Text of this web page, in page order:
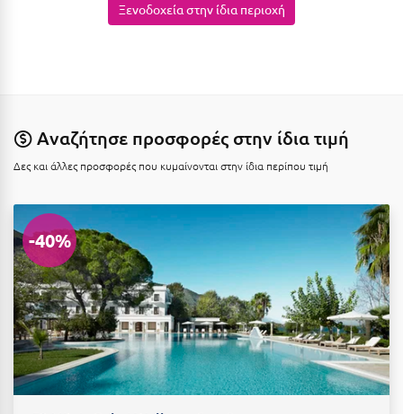
Κάσος
Κασσάνδρα
Καστοριά
Κατερίνη
Κέα - Τζιά
Κερατέα
Κέρκυρα
Κεφαλονιά
Ξενοδοχεία στην ίδια περιοχή
Αναζήτησε προσφορές στην ίδια τιμή
Δες και άλλες προσφορές που κυμαίνονται στην ίδια περίπου τιμή
-40%